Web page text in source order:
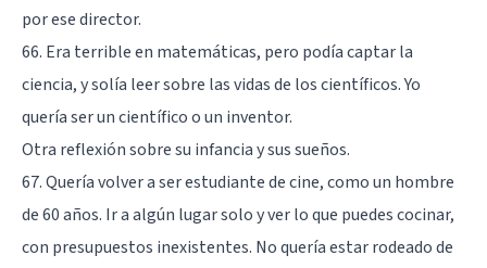
por ese director.
66. Era terrible en matemáticas, pero podía captar la
ciencia, y solía leer sobre las vidas de los científicos. Yo
quería ser un científico o un inventor.
Otra reflexión sobre su infancia y sus sueños.
67. Quería volver a ser estudiante de cine, como un hombre
de 60 años. Ir a algún lugar solo y ver lo que puedes cocinar,
con presupuestos inexistentes. No quería estar rodeado de